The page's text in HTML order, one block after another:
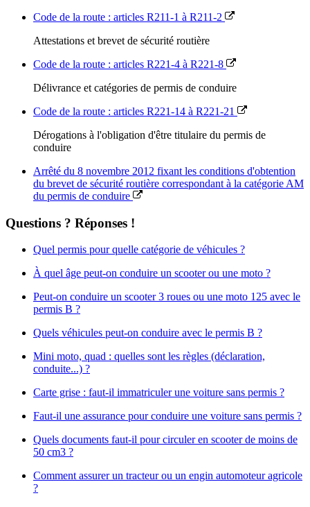
Code de la route : articles R211-1 à R211-2
Attestations et brevet de sécurité routière
Code de la route : articles R221-4 à R221-8
Délivrance et catégories de permis de conduire
Code de la route : articles R221-14 à R221-21
Dérogations à l'obligation d'être titulaire du permis de
conduire
Arrêté du 8 novembre 2012 fixant les conditions d'obtention
du brevet de sécurité routière correspondant à la catégorie AM
du permis de conduire
Questions ? Réponses !
Quel permis pour quelle catégorie de véhicules ?
À quel âge peut-on conduire un scooter ou une moto ?
Peut-on conduire un scooter 3 roues ou une moto 125 avec le
permis B ?
Quels véhicules peut-on conduire avec le permis B ?
Mini moto, quad : quelles sont les règles (déclaration,
conduite...) ?
Carte grise : faut-il immatriculer une voiture sans permis ?
Faut-il une assurance pour conduire une voiture sans permis ?
Quels documents faut-il pour circuler en scooter de moins de
50 cm3 ?
Comment assurer un tracteur ou un engin automoteur agricole
?